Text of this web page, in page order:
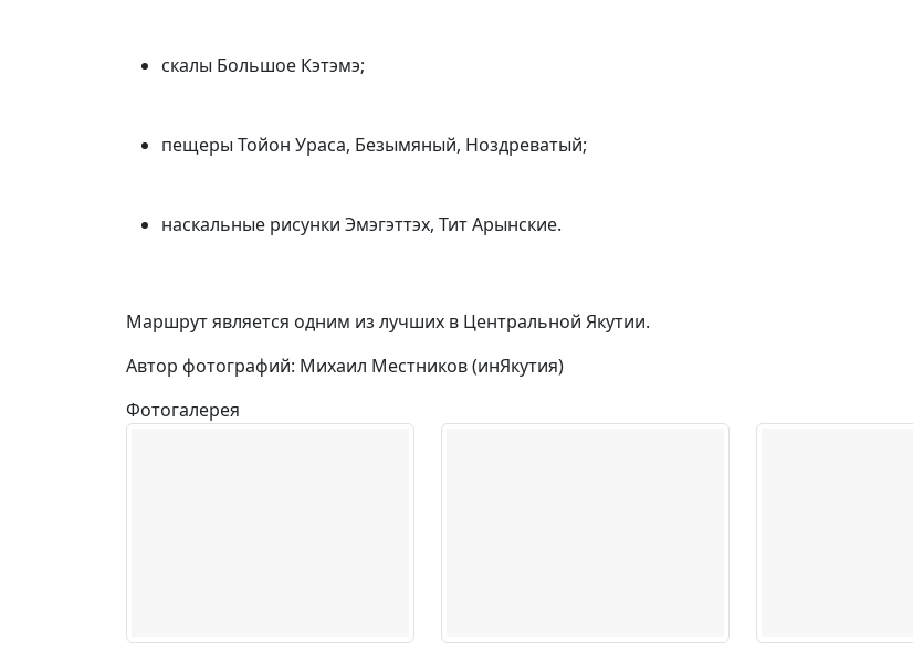
скалы Большое Кэтэмэ;
пещеры Тойон Ураса, Безымяный, Ноздреватый;
наскальные рисунки Эмэгэттэх, Тит Арынские.
Маршрут является одним из лучших в Центральной Якутии.
Автор фотографий: Михаил Местников (инЯкутия)
Фотогалерея